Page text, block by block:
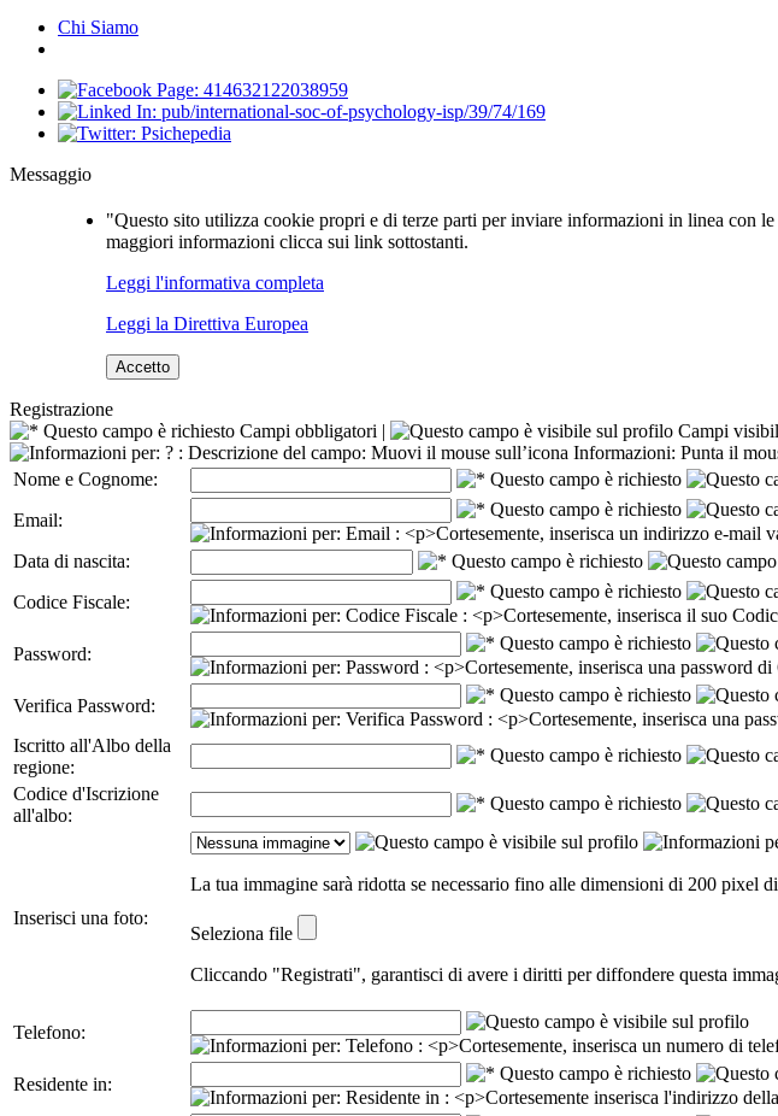
Chi Siamo
Messaggio
"Questo sito utilizza cookie propri e di terze parti per inviare informazioni in linea con
maggiori informazioni clicca sui link sottostanti.
Leggi l'informativa completa
Leggi la Direttiva Europea
Accetto
Registrazione
Campi obbligatori |
Campi
Informazioni: Punta il
Nome e Cognome:
Email:
Data di nascita:
Codice Fiscale:
Password:
Verifica Password:
Iscritto all'Albo della
regione:
Codice d'Iscrizione
all'albo:
Inserisci una foto:
La tua immagine sarà ridotta se necessario fino alle dimensioni di 200 pixel
Seleziona file
Cliccando "Registrati", garantisci di avere i diritti per diffondere questa
Telefono:
Residente in: